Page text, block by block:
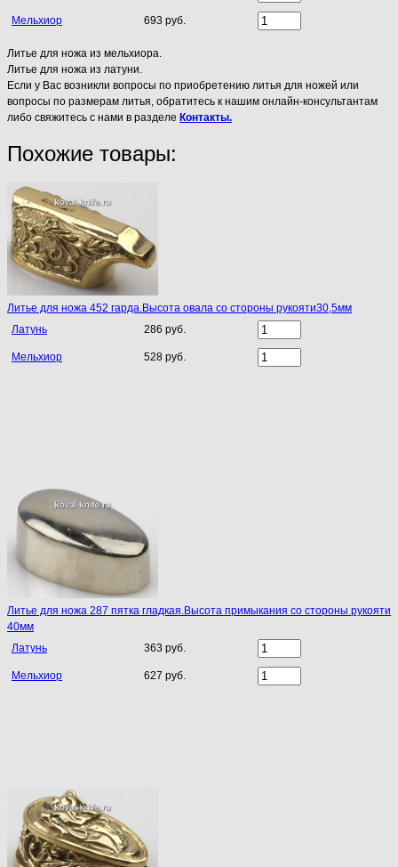
Мельхиор 693 руб.
Литье для ножа из мельхиора.
Литье для ножа из латуни.
Если у Вас возникли вопросы по приобретению литья для ножей или
вопросы по размерам литья, обратитесь к нашим онлайн-консультантам
либо свяжитесь с нами в разделе Контакты.
Похожие товары:
Литье для ножа 452 гарда.Высота овала со стороны рукояти30,5мм
Латунь
286 руб.
Мельхиор 528 руб.
Литье для ножа 287 пятка гладкая.Высота примыкания со стороны рукояти
40мм
Латунь
363 руб.
Мельхиор 627 руб.